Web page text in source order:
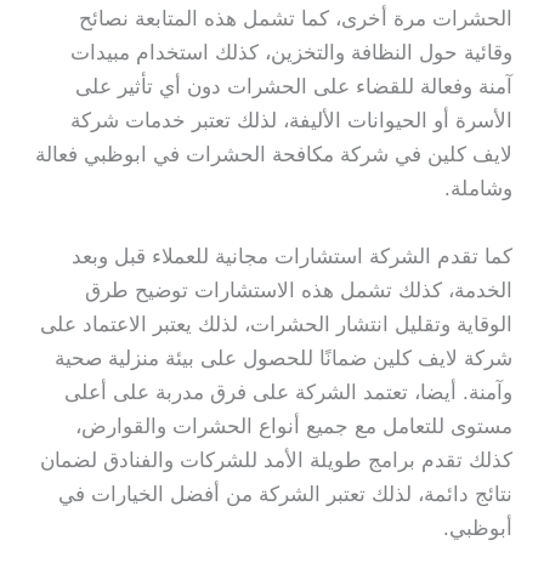
الحشرات مرة أخرى، كما تشمل هذه المتابعة نصائح
وقائية حول النظافة والتخزين، كذلك استخدام مبيدات
آمنة وفعالة للقضاء على الحشرات دون أي تأثير على
الأسرة أو الحيوانات الأليفة، لذلك تعتبر خدمات شركة
لايف كلين في شركة مكافحة الحشرات في ابوظبي فعالة
وشاملة.
كما تقدم الشركة استشارات مجانية للعملاء قبل وبعد
الخدمة، كذلك تشمل هذه الاستشارات توضيح طرق
الوقاية وتقليل انتشار الحشرات، لذلك يعتبر الاعتماد على
شركة لايف كلين ضمانًا للحصول على بيئة منزلية صحية
وآمنة. أيضا، تعتمد الشركة على فرق مدربة على أعلى
مستوى للتعامل مع جميع أنواع الحشرات والقوارض،
كذلك تقدم برامج طويلة الأمد للشركات والفنادق لضمان
نتائج دائمة، لذلك تعتبر الشركة من أفضل الخيارات في
أبوظبي.